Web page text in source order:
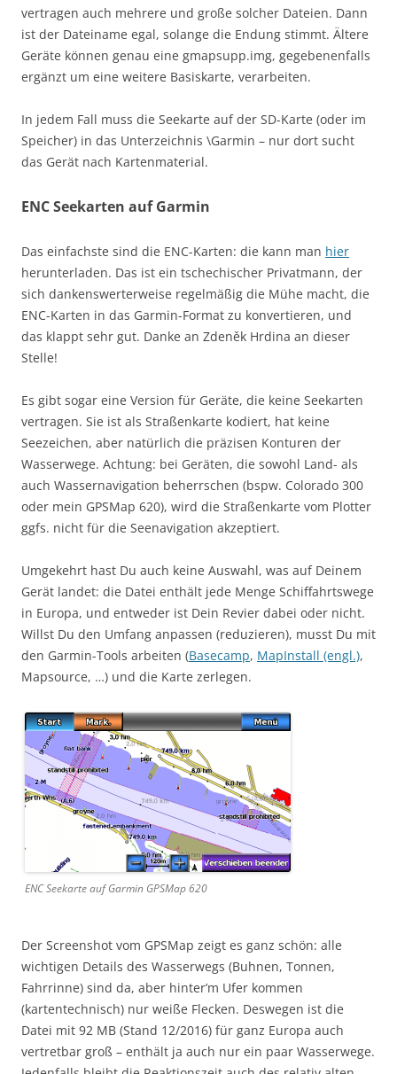
vertragen auch mehrere und große solcher Dateien. Dann
ist der Dateiname egal, solange die Endung stimmt. Ältere
Geräte können genau eine gmapsupp.img, gegebenenfalls
ergänzt um eine weitere Basiskarte, verarbeiten.
In jedem Fall muss die Seekarte auf der SD-Karte (oder im
Speicher) in das Unterzeichnis \Garmin – nur dort sucht
das Gerät nach Kartenmaterial.
ENC Seekarten auf Garmin
Das einfachste sind die ENC-Karten: die kann man hier
herunterladen. Das ist ein tschechischer Privatmann, der
sich dankenswerterweise regelmäßig die Mühe macht, die
ENC-Karten in das Garmin-Format zu konvertieren, und
das klappt sehr gut. Danke an Zdeněk Hrdina an dieser
Stelle!
Es gibt sogar eine Version für Geräte, die keine Seekarten
vertragen. Sie ist als Straßenkarte kodiert, hat keine
Seezeichen, aber natürlich die präzisen Konturen der
Wasserwege. Achtung: bei Geräten, die sowohl Land- als
auch Wassernavigation beherrschen (bspw. Colorado 300
oder mein GPSMap 620), wird die Straßenkarte vom Plotter
ggfs. nicht für die Seenavigation akzeptiert.
Umgekehrt hast Du auch keine Auswahl, was auf Deinem
Gerät landet: die Datei enthält jede Menge Schiffahrtswege
in Europa, und entweder ist Dein Revier dabei oder nicht.
Willst Du den Umfang anpassen (reduzieren), musst Du mit
den Garmin-Tools arbeiten (Basecamp, MapInstall (engl.),
Mapsource, …) und die Karte zerlegen.
ENC Seekarte auf Garmin GPSMap 620
Der Screenshot vom GPSMap zeigt es ganz schön: alle
wichtigen Details des Wasserwegs (Buhnen, Tonnen,
Fahrrinne) sind da, aber hinter’m Ufer kommen
(kartentechnisch) nur weiße Flecken. Deswegen ist die
Datei mit 92 MB (Stand 12/2016) für ganz Europa auch
vertretbar groß – enthält ja auch nur ein paar Wasserwege.